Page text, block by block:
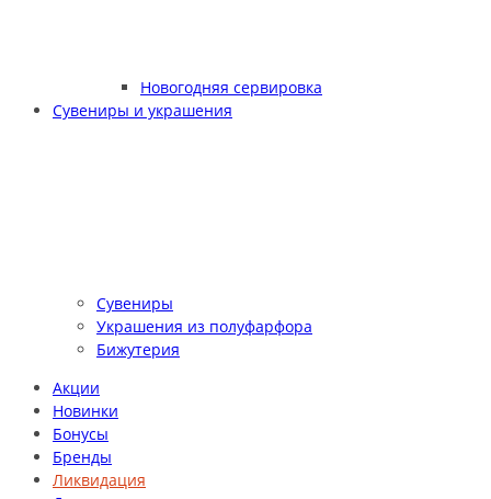
Новогодняя сервировка
Сувениры и украшения
Сувениры
Украшения из полуфарфора
Бижутерия
Акции
Новинки
Бонусы
Бренды
Ликвидация